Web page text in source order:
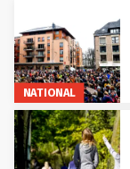
NATIONAL